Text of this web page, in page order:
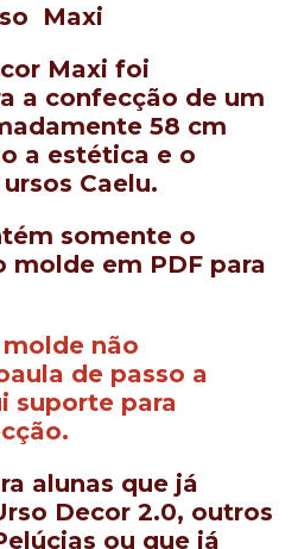
Maxi
Maxi foi
a confecção de um
58 cm
a estética e o
Caelu.
somente o
molde em PDF para
não
de passo a
suporte para
alunas que já
Decor 2.0, outros
ou que já